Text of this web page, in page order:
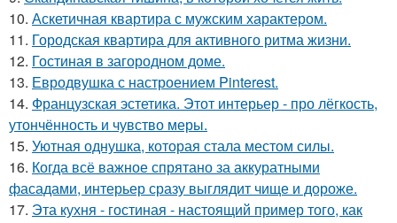
10. Аскетичная квартира с мужским характером.
11. Городская квартира для активного ритма жизни.
12. Гостиная в загородном доме.
13. Евродвушка с настроением Pinterest.
14. Французская эстетика. Этот интерьер - про лёгкость,
утончённость и чувство меры.
15. Уютная однушка, которая стала местом силы.
16. Когда всё важное спрятано за аккуратными
фасадами, интерьер сразу выглядит чище и дороже.
17. Эта кухня - гостиная - настоящий пример того, как